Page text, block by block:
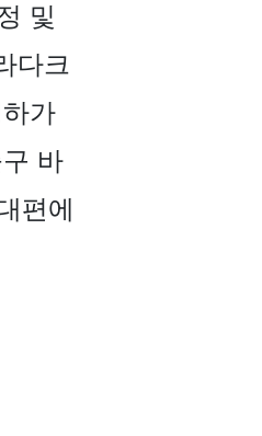
및
다크
가
바
편에